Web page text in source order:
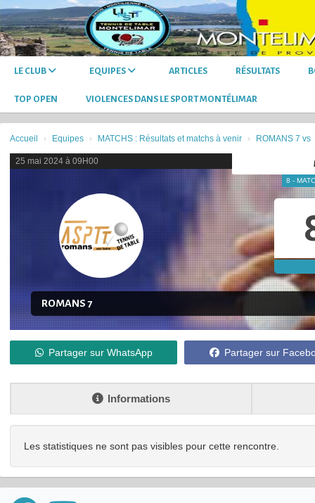
LE CLUB EQUIPES ARTICLES RÉSULTATS
TOP OPEN VIOLENCES DANS LE SPORT MONTÉLIMAR
Accueil Equipes MATCHS : Résultats et matchs à venir ROMANS 7 vs
25 mai 2024 à 09H00
8 -
ROMANS 7
Partager sur WhatsApp Partager sur
Informations
Les statistiques ne sont pas visibles pour cette rencontre.
Panneau de gestion des cookies